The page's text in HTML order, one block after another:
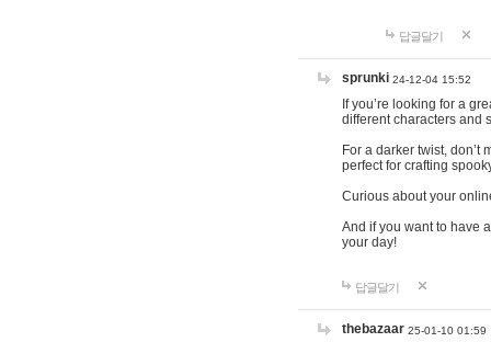
답글달기
sprunki 24-12-04 15:52
If you’re looking for a
different characters and
For a darker twist, don’t
perfect for crafting
Curious about your
And if you want to have
your day!
답글달기
thebazaar 25-01-10 01:59